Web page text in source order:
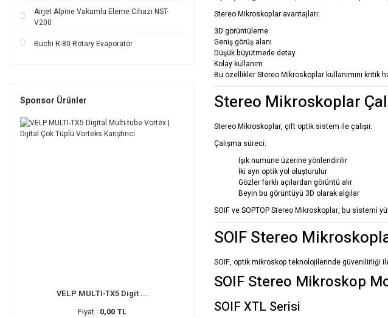
Airjet Alpine Vakumlu Eleme Cihazı NST-
V200
Buchi R-80 Rotary Evaporatör
Sponsor Ürünler
VELP MULTI-TX5 Digit ...
Fiyat : 0,00 TL
Stereo Mikroskoplar avantajları:
3D görüntüleme
Geniş görüş alanı
Düşük büyütmede detay
Kolay kullanım
Bu özellikler Stereo Mikroskoplar kullanımını kritik
Stereo Mikroskoplar
Stereo Mikroskoplar, çift optik sistem ile çalışır.
Çalışma süreci:
Işık numune üzerine yönlendirilir
İki ayrı optik yol oluşturulur
Gözler farklı açılardan görüntü alır
Beyin bu görüntüyü 3D olarak algılar
SOIFveSOPTOPStereo Mikroskoplar, bu sistemi
SOIF Stereo
SOIF, optik mikroskop teknolojilerinde güvenilirliği
SOIF Stereo Mikroskop
SOIF XTL Serisi